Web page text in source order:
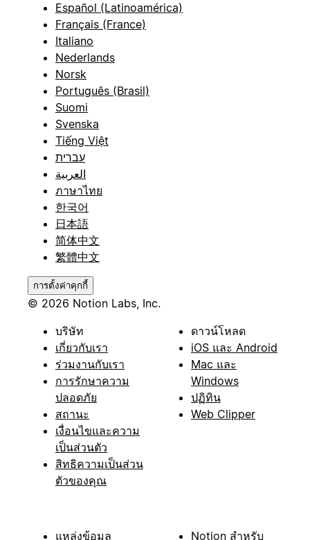
Español (Latinoamérica)
Français (France)
Italiano
Nederlands
Norsk
Português (Brasil)
Suomi
Svenska
Tiếng Việt
עברית
العربية
ภาษาไทย
한국어
日本語
简体中文
繁體中文
การตั้งค่าคุกกี้
© 2026 Notion Labs, Inc.
บริษัท
เกี่ยวกับเรา
ร่วมงานกับเรา
การรักษาความ
ปลอดภัย
สถานะ
เงื่อนไขและความ
เป็นส่วนตัว
สิทธิความเป็นส่วน
ตัวของคุณ
ดาวน์โหลด
iOS และ Android
Mac และ
Windows
ปฏิทิน
Web Clipper
แหล่งข้อมูล Notion สำหรับ